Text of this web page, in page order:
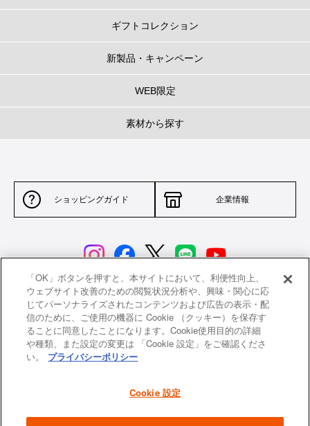
ギフトコレクション
新製品・キャンペーン
WEB限定
素材から探す
ショッピングガイド 企業情報
サイトポリシー 特定商取引法に基づく表示
並行輸入品について 個人情報保護方針
返品について
よくあるご質問 お問い合わせ
「OK」ボタンを押すと、本サイトにおいて、利便性向上、
ウェブサイト改善のための閲覧状況分析や、興味・関心に応
じてパーソナライズされたコンテンツおよび広告の表示・配
信のために、ご使用の機器に Cookie （クッキー）を保存す
ることに同意したことになります。Cookie使用目的の詳細
や種類、また設定の変更は 「Cookie 設定」をご確認くださ
い。
プライバシーポリシー
Cookie 設定